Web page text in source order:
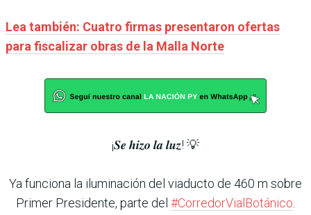
Lea también: Cuatro firmas presentaron ofertas
para fiscalizar obras de la Malla Norte
¡𝑺𝒆 𝒉𝒊𝒛𝒐 𝒍𝒂 𝒍𝒖𝒛! 💡
Ya funciona la iluminación del viaducto de 460 m sobre
Primer Presidente, parte del #CorredorVialBotánico